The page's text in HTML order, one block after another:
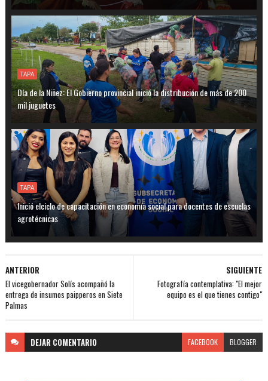
TAPA
Día de la Niñez: El Gobierno provincial inició la distribución de más de 200
mil juguetes
TAPA
Inició elciclo de capacitación en economía social para docentes de escuelas
agrotécnicas
SIGUIENTE
Fotografía contemplativa: "El mejor
equipo es el que tienes contigo"
ANTERIOR
El vicegobernador Solís acompañó la
entrega de insumos paipperos en Siete
Palmas
DEJAR COMENTARIO FACEBOOK BLOGGER